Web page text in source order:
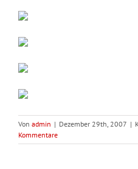
Von admin | Dezember 29th, 2007 |
Kommentare